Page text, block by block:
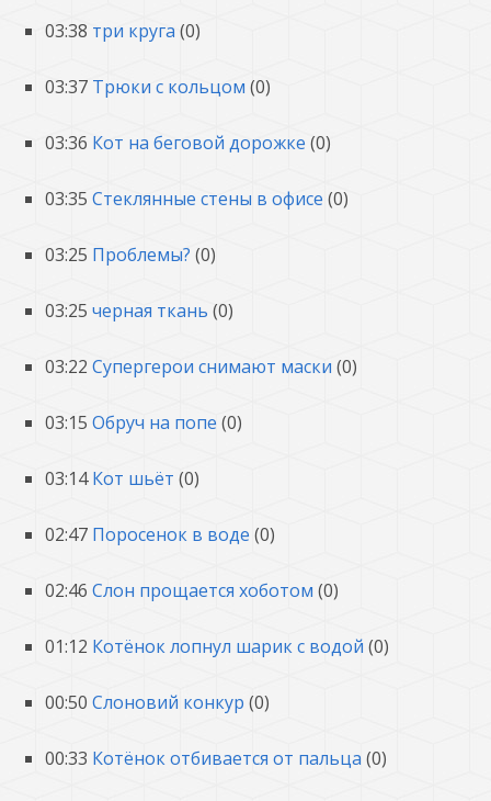
03:38 три круга (0)
03:37 Трюки с кольцом (0)
03:36 Кот на беговой дорожке (0)
03:35 Стеклянные стены в офисе (0)
03:25 Проблемы? (0)
03:25 черная ткань (0)
03:22 Супергерои снимают маски (0)
03:15 Обруч на попе (0)
03:14 Кот шьёт (0)
02:47 Поросенок в воде (0)
02:46 Слон прощается хоботом (0)
01:12 Котёнок лопнул шарик с водой (0)
00:50 Слоновий конкур (0)
00:33 Котёнок отбивается от пальца (0)